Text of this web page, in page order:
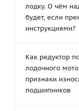
лодку. О чём
будет, если
инструкциями?
Как редуктор
лодочного
признаки
подшипников